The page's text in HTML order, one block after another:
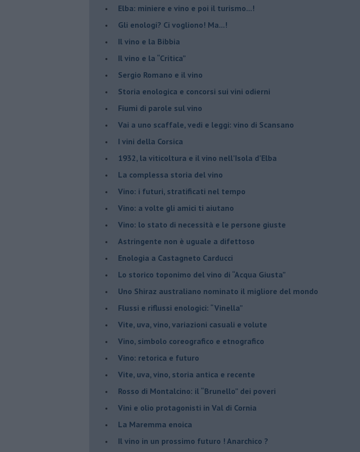
Elba: miniere e vino e poi il turismo...!
​Gli enologi? Ci vogliono! Ma...!
​Il vino e la Bibbia
​Il vino e la “Critica”
Sergio Romano e il vino
​Storia enologica e concorsi sui vini odierni
Fiumi di parole sul vino
​Vai a uno scaffale, vedi e leggi: vino di Scansano
​I vini della Corsica
​1932, la viticoltura e il vino nell’Isola d’Elba
​La complessa storia del vino
​Vino: i futuri, stratificati nel tempo
Vino: a volte gli amici ti aiutano
Vino: lo stato di necessità e le persone giuste
​Astringente non è uguale a difettoso
Enologia a Castagneto Carducci
Lo storico toponimo del vino di “Acqua Giusta”
Uno Shiraz australiano nominato il migliore del mondo
​Flussi e riflussi enologici: “Vinella”
Vite, uva, vino, variazioni casuali e volute
Vino, simbolo coreografico e etnografico
​Vino: retorica e futuro
​Vite, uva, vino, storia antica e recente
​Rosso di Montalcino: il “Brunello” dei poveri
Vini e olio protagonisti in Val di Cornia
​La Maremma enoica
Il vino in un prossimo futuro ! Anarchico ?